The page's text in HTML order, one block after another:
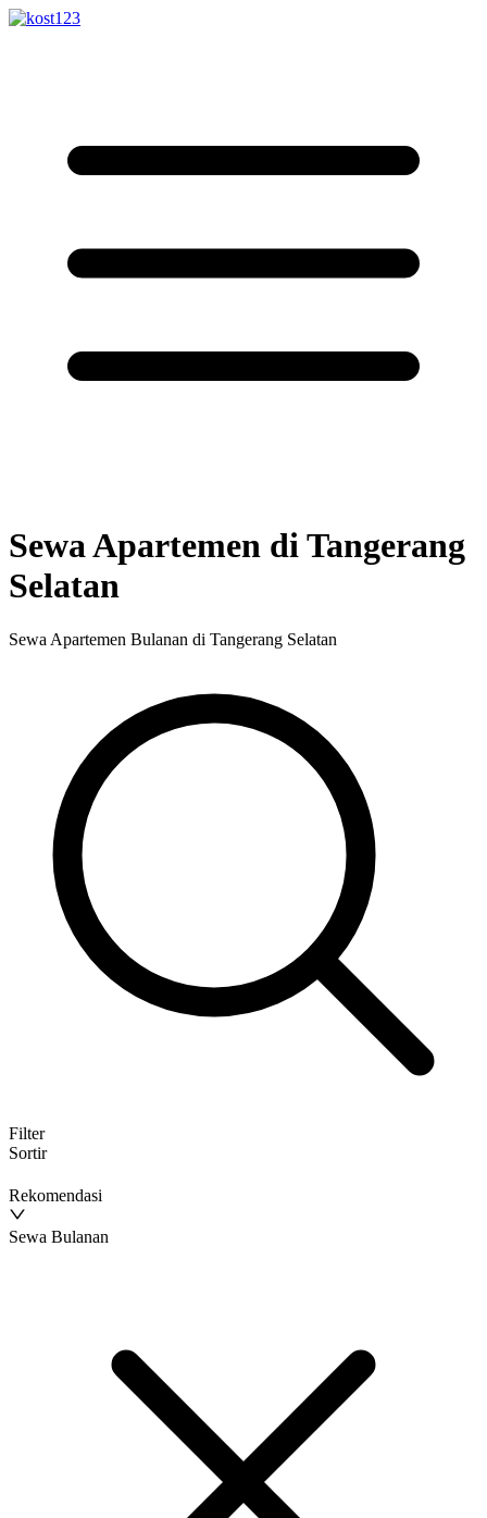
Sewa Apartemen di Tangerang
Selatan
Sewa Apartemen Bulanan di Tangerang Selatan
Filter
Sortir
Rekomendasi
Sewa Bulanan